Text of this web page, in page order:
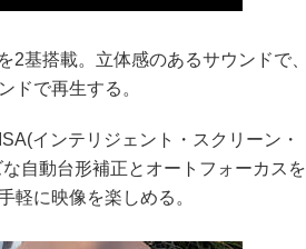
基搭載。立体感のあるサウンドで、
ドで再生する。
インテリジェント・スクリーン・
自動台形補正とオートフォーカスを
軽に映像を楽しめる。